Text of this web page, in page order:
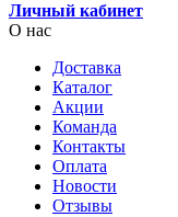
Личный кабинет
О нас
Доставка
Каталог
Акции
Команда
Контакты
Оплата
Новости
Отзывы